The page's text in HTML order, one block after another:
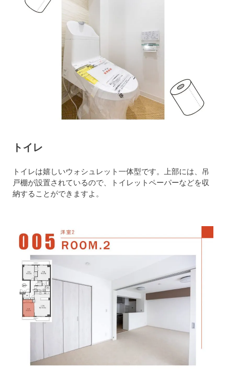
トイレ
トイレは嬉しいウォシュレット一体型です。上部には、吊
戸棚が設置されているので、トイレットペーパーなどを収
納することができますよ。